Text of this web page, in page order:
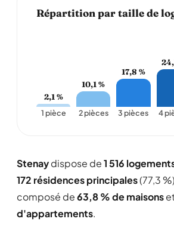
Répartition par taille de
2,1 %
1 pièce
10,1 %
2 pièces
17,8 %
3 pièces 4
Stenaydispose de1 516
172 résidences principales(77,3
composé de63,8 % de maisons
d'appartements.